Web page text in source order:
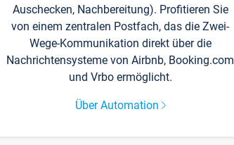
Auschecken, Nachbereitung). Profitieren Sie
von einem zentralen Postfach, das die Zwei-
Wege-Kommunikation direkt über die
Nachrichtensysteme von Airbnb, Booking.com
und Vrbo ermöglicht.
Über Automation